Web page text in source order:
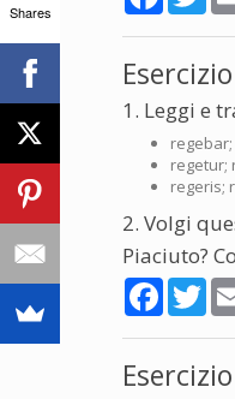
1. Leggi e
regetur;
regeris;
2. Volgi
Piaciuto?
Facebook
Shares